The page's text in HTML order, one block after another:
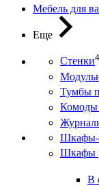
Мебель для
Еще
Стенки
Тумбы
Комоды
Шкафы-
Шкафы
В